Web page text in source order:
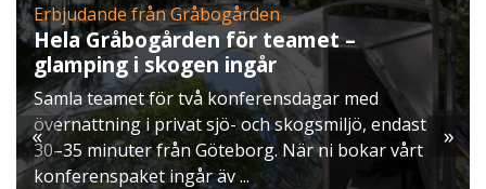
Gråbogården
för teamet –
ingår
två konferensdagar med
sjö- och skogsmiljö, endast
från Göteborg. När ni bokar vårt
ingår äv ...
Erbjudande från
Julbord på
När vintern
ett klassiskt
möts ni av doften
och smaker ...
« »